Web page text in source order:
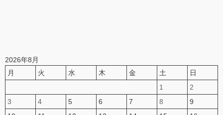
2026年8月
月
火 水 木 金 土
日
1
2
3
4 5 6 7 8
9